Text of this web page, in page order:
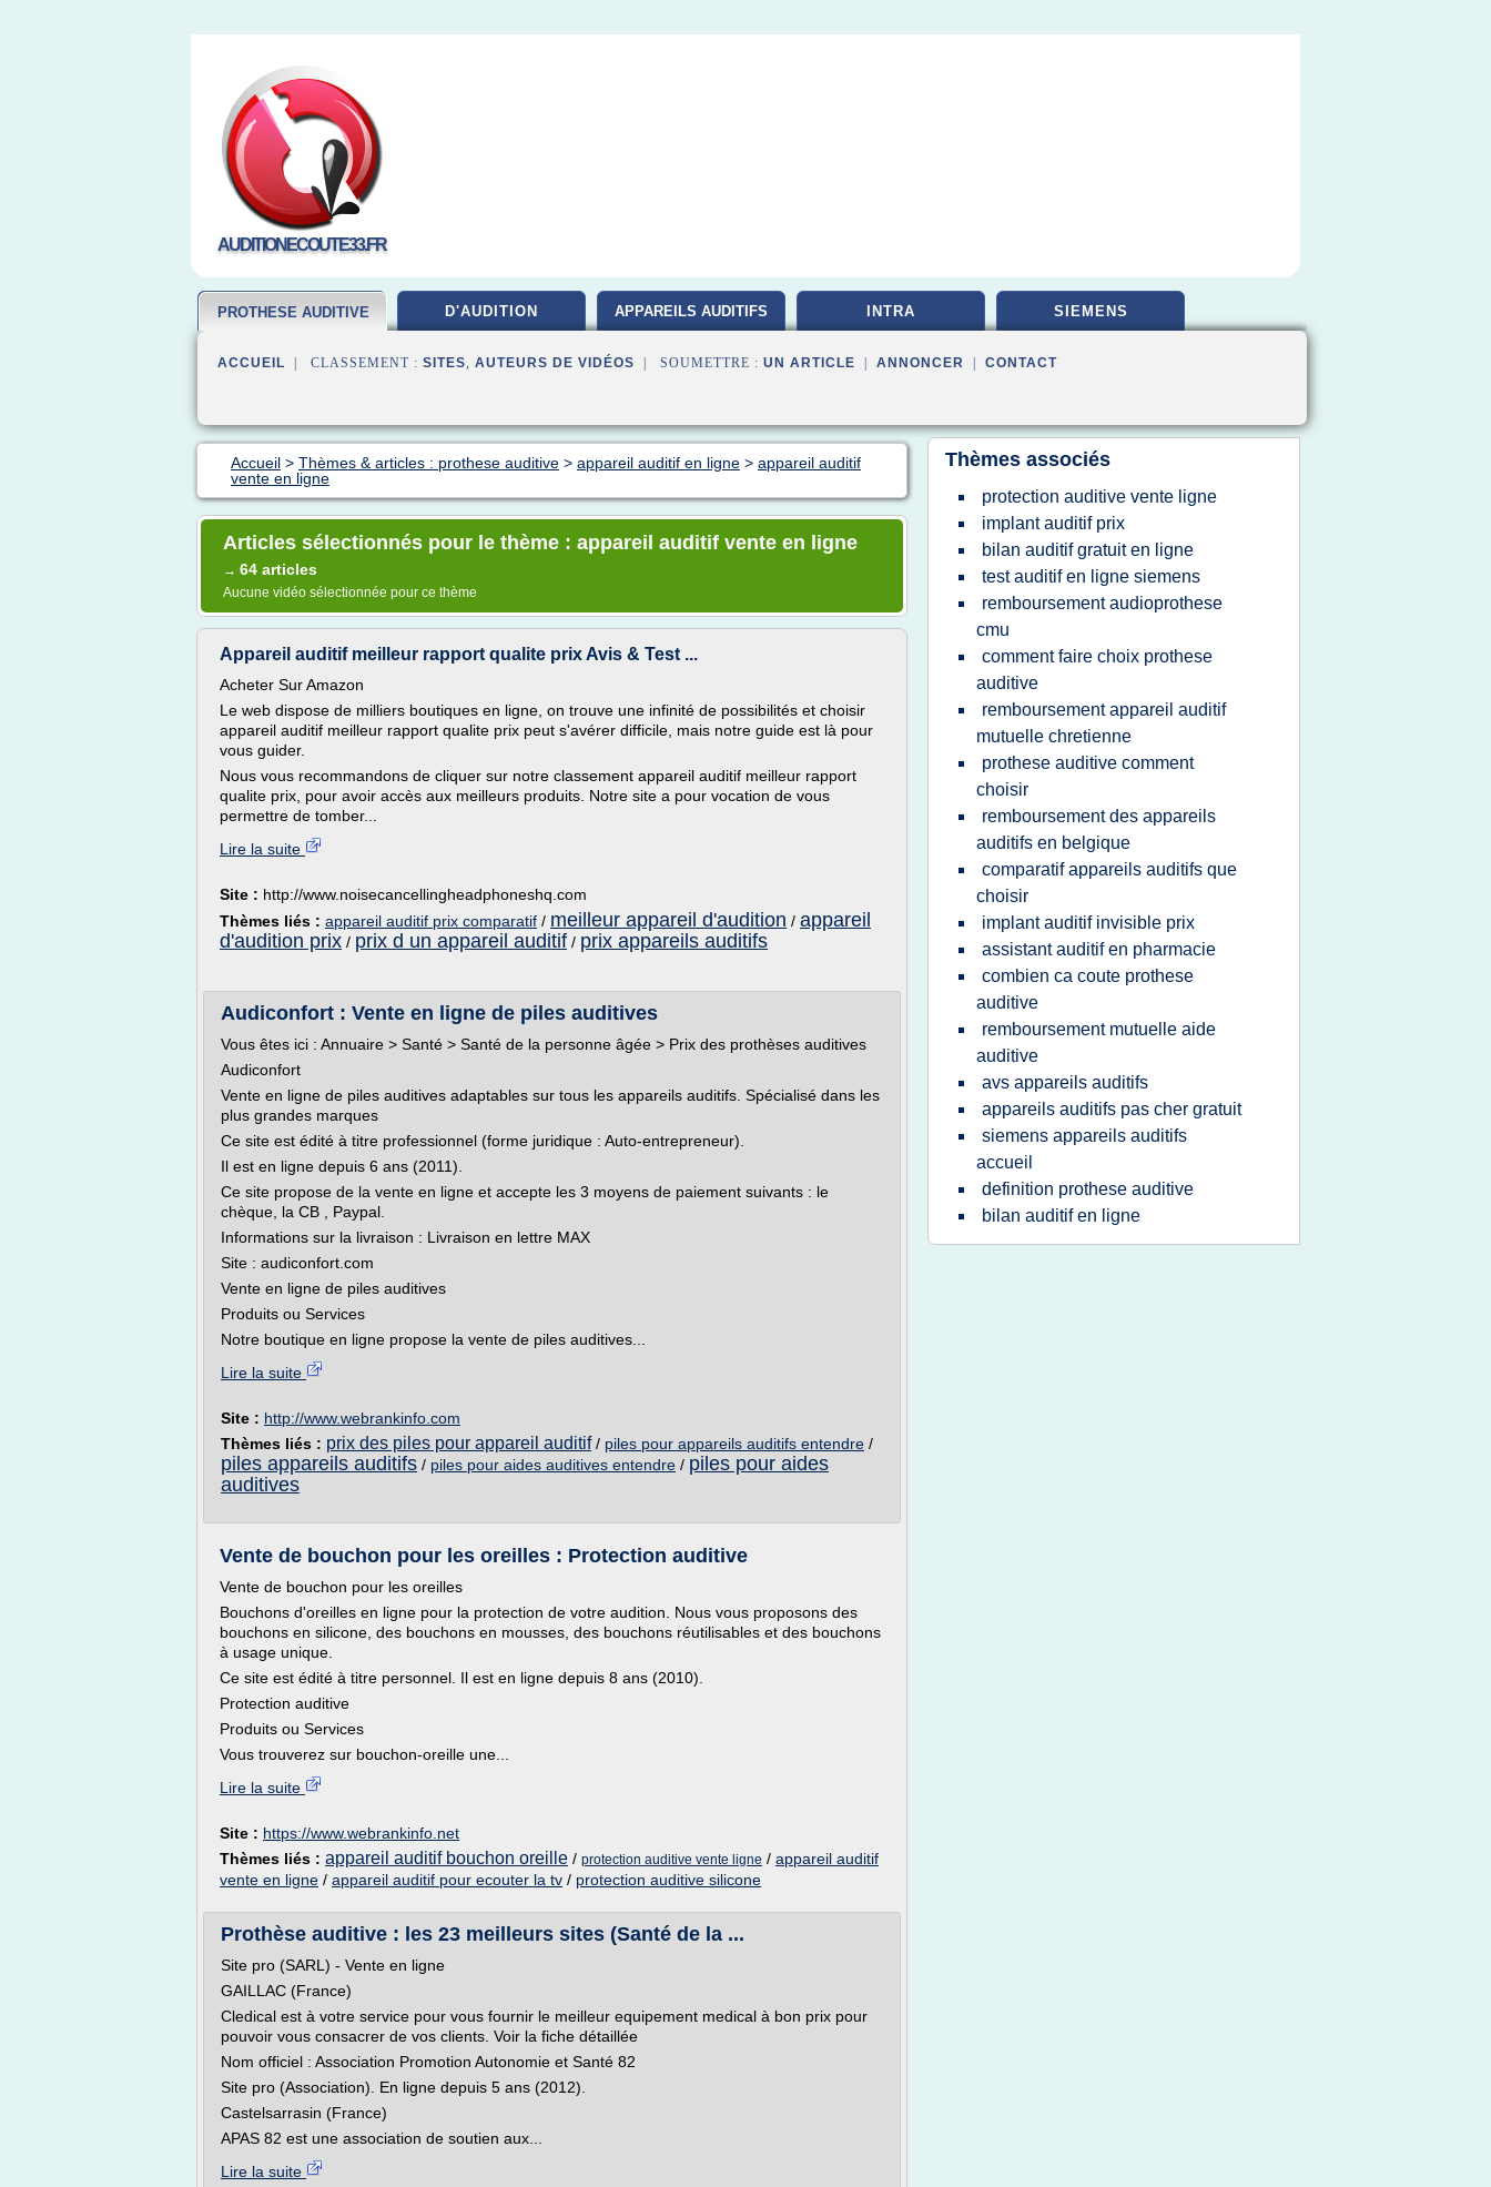
AUDITIONECOUTE33.FR
PROTHESE AUDITIVE D'AUDITION APPAREILS AUDITIFS INTRA SIEMENS
ACCUEIL | CLASSEMENT : SITES, AUTEURS DE VIDÉOS | SOUMETTRE : UN ARTICLE ANNONCER CONTACT
Accueil > Thèmes & articles : prothese auditive > appareil auditif en ligne > appareil auditif
vente en ligne
Articles sélectionnés pour le thème : appareil auditif vente en ligne
→ 64 articles
Aucune vidéo sélectionnée pour ce thème
Appareil auditif meilleur rapport qualite prix Avis & Test ...
Acheter Sur Amazon
Le web dispose de milliers boutiques en ligne, on trouve une infinité de possibilités et choisir
appareil auditif meilleur rapport qualite prix peut s'avérer difficile, mais notre guide est là pour
vous guider.
Nous vous recommandons de cliquer sur notre classement appareil auditif meilleur rapport
qualite prix, pour avoir accès aux meilleurs produits. Notre site a pour vocation de vous
permettre de tomber...
Lire la suite
Site : http://www.noisecancellingheadphoneshq.com
Thèmes liés : appareil auditif prix comparatif / meilleur appareil d'audition / appareil
d'audition prix / prix d un appareil auditif / prix appareils auditifs
Audiconfort : Vente en ligne de piles auditives
Vous êtes ici : Annuaire > Santé > Santé de la personne âgée > Prix des prothèses auditives
Audiconfort
Vente en ligne de piles auditives adaptables sur tous les appareils auditifs. Spécialisé dans les
plus grandes marques
Ce site est édité à titre professionnel (forme juridique : Auto-entrepreneur).
Il est en ligne depuis 6 ans (2011).
Ce site propose de la vente en ligne et accepte les 3 moyens de paiement suivants : le
chèque, la CB , Paypal.
Informations sur la livraison : Livraison en lettre MAX
Site : audiconfort.com
Vente en ligne de piles auditives
Produits ou Services
Notre boutique en ligne propose la vente de piles auditives...
Lire la suite
Site : http://www.webrankinfo.com
Thèmes liés : prix des piles pour appareil auditif/ piles pour appareils auditifs entendre /
piles appareils auditifs / piles pour aides auditives entendre / piles pour aides
auditives
Vente de bouchon pour les oreilles : Protection auditive
Vente de bouchon pour les oreilles
Bouchons d'oreilles en ligne pour la protection de votre audition. Nous vous proposons des
bouchons en silicone, des bouchons en mousses, des bouchons réutilisables et des bouchons
à usage unique.
Ce site est édité à titre personnel. Il est en ligne depuis 8 ans (2010).
Protection auditive
Produits ou Services
Vous trouverez sur bouchon-oreille une...
Lire la suite
Site : https://www.webrankinfo.net
Thèmes liés : appareil auditif bouchon oreille / protection auditive vente ligne / appareil auditif
vente en ligne / appareil auditif pour ecouter la tv / protection auditive silicone
Prothèse auditive : les 23 meilleurs sites (Santé de la ...
Site pro (SARL) - Vente en ligne
GAILLAC (France)
Cledical est à votre service pour vous fournir le meilleur equipement medical à bon prix pour
pouvoir vous consacrer de vos clients. Voir la fiche détaillée
Nom officiel : Association Promotion Autonomie et Santé 82
Site pro (Association). En ligne depuis 5 ans (2012).
Castelsarrasin (France)
APAS 82 est une association de soutien aux...
Lire la suite
Thèmes associés
protection auditive vente ligne
implant auditif prix
bilan auditif gratuit en ligne
test auditif en ligne siemens
remboursement audioprothese
cmu
comment faire choix prothese
auditive
remboursement appareil auditif
mutuelle chretienne
prothese auditive comment
choisir
remboursement des appareils
auditifs en belgique
comparatif appareils auditifs que
choisir
implant auditif invisible prix
assistant auditif en pharmacie
combien ca coute prothese
auditive
remboursement mutuelle aide
auditive
avs appareils auditifs
appareils auditifs pas cher gratuit
siemens appareils auditifs
accueil
definition prothese auditive
bilan auditif en ligne